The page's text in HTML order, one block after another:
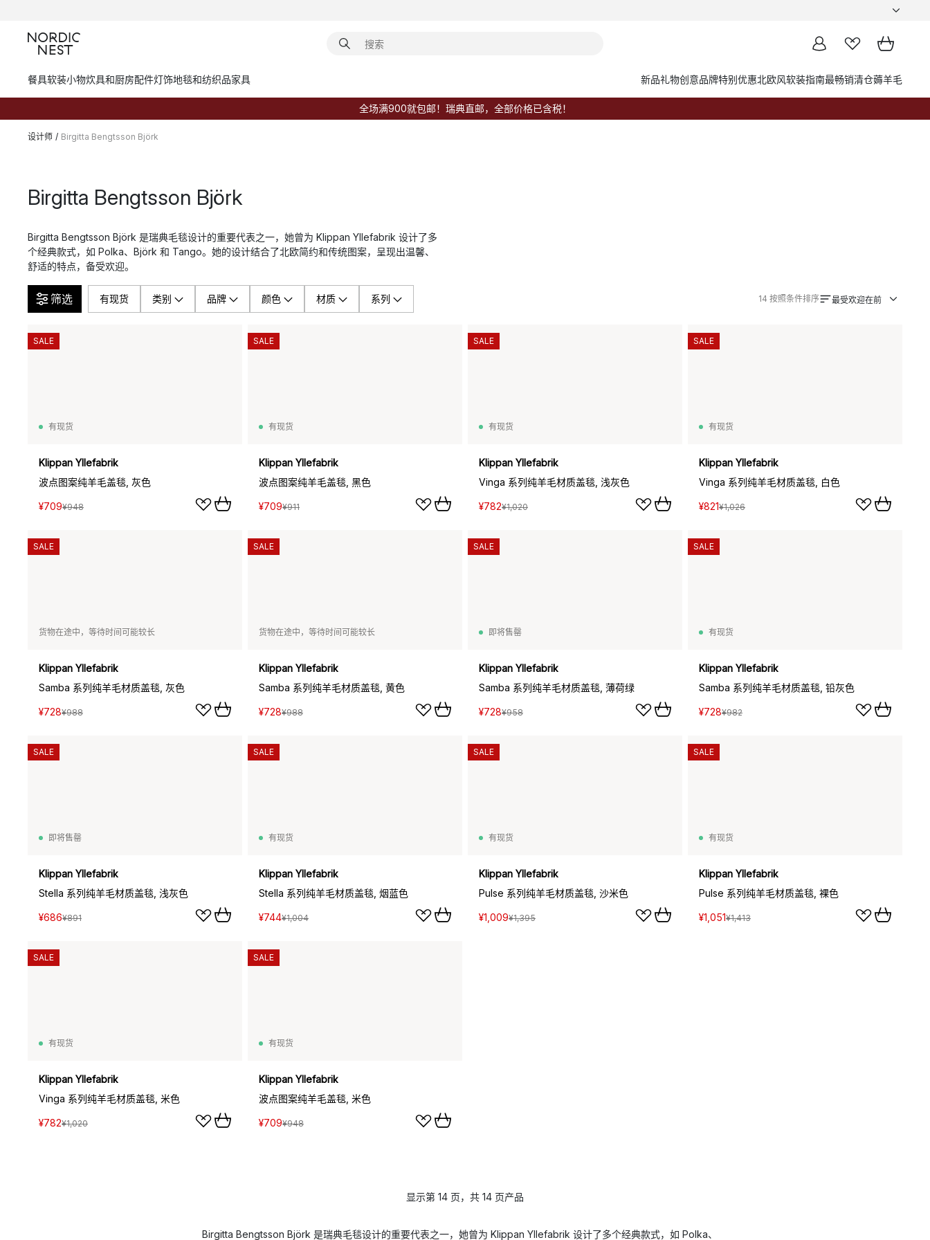
餐具软装小物炊具和厨房配件灯饰地毯和纺织品家具 新品礼物创意品牌特别优惠北欧风软装指南最畅销清仓薅羊毛
全场满900就包邮！瑞典直邮，全部价格已含税！
设计师 / Birgitta Bengtsson Björk
Birgitta Bengtsson Björk
Birgitta Bengtsson Björk 是瑞典毛毯设计的重要代表之一，她曾为 Klippan Yllefabrik 设计了多
个经典款式，如 Polka、Björk 和 Tango。她的设计结合了北欧简约和传统图案，呈现出温馨、
舒适的特点，备受欢迎。
筛选 有现货 类别 品牌 颜色 材质 系列 14 按照条件排序 最受欢迎在前
有现货
Klippan Yllefabrik
波点图案纯羊毛盖毯, 灰色
¥709¥948
SALE
有现货
Klippan Yllefabrik
波点图案纯羊毛盖毯, 黑色
¥709¥911
SALE
有现货
Klippan Yllefabrik
Vinga 系列纯羊毛材质盖毯, 浅灰色
¥782¥1,020
SALE
有现货
Klippan Yllefabrik
Vinga 系列纯羊毛材质盖毯, 白色
¥821¥1,026
SALE
货物在途中，等待时间可能较长
Klippan Yllefabrik
Samba 系列纯羊毛材质盖毯, 灰色
¥728¥988
SALE
货物在途中，等待时间可能较长
Klippan Yllefabrik
Samba 系列纯羊毛材质盖毯, 黄色
¥728¥988
SALE
即将售罄
Klippan Yllefabrik
Samba 系列纯羊毛材质盖毯, 薄荷绿
¥728¥958
SALE
有现货
Klippan Yllefabrik
Samba 系列纯羊毛材质盖毯, 铅灰色
¥728¥982
SALE
即将售罄
Klippan Yllefabrik
Stella 系列纯羊毛材质盖毯, 浅灰色
¥686¥891
SALE
有现货
Klippan Yllefabrik
Stella 系列纯羊毛材质盖毯, 烟蓝色
¥744¥1,004
SALE
有现货
Klippan Yllefabrik
Pulse 系列纯羊毛材质盖毯, 沙米色
¥1,009¥1,395
SALE
有现货
Klippan Yllefabrik
Pulse 系列纯羊毛材质盖毯, 裸色
¥1,051¥1,413
SALE
有现货
Klippan Yllefabrik
Vinga 系列纯羊毛材质盖毯, 米色
¥782¥1,020
SALE
有现货
Klippan Yllefabrik
波点图案纯羊毛盖毯, 米色
¥709¥948
SALE
显示第 14 页，共 14 页产品
Birgitta Bengtsson Björk 是瑞典毛毯设计的重要代表之一，她曾为 Klippan Yllefabrik 设计了多个经典款式，如 Polka、